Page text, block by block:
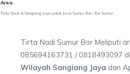
Area
Tirta Nadi di Sangiang Jaya untuk Jasa Sumur Bor / Bor Sumur
Tirta Nadi Sumur Bor Meliputi
085694163731 / 0818493097
Wilayah Sangiang Jaya dan